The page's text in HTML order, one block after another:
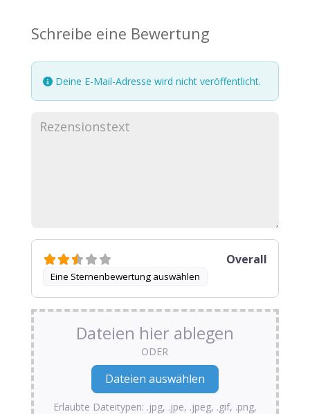
Schreibe eine Bewertung
Deine E-Mail-Adresse wird nicht veröffentlicht.
Eine Sternenbewertung auswählen
Overall
Dateien hier ablegen
ODER
Erlaubte Dateitypen: .jpg, .jpe, .jpeg, .gif, .png,